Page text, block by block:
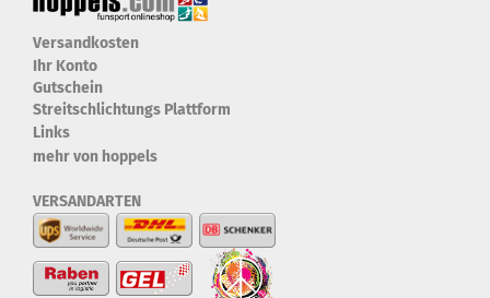
Versandkosten
Ihr Konto
Gutschein
Streitschlichtungs Plattform
Links
mehr von hoppels
VERSANDARTEN